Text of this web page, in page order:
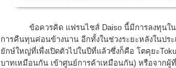
ข้อควรคิด แฟรนไชส์ Daiso นี้มีการลงทุนในครั้
การคืนทุนค่อนข้างนาน อีกทั้งในช่วงระยะหลังในป
ยักษ์ใหญ่ที่เพื่งเปิดตัวไปในปีที่แล้วซึ่งก็คือ โตคุยะ
บาทเหมือนกัน เข้าศูนย์การค้าเหมือนกัน) หรือจากผู้